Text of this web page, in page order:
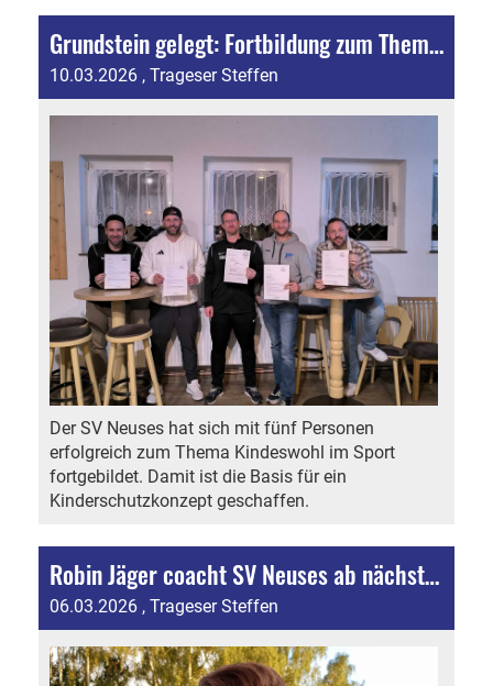
Grundstein gelegt: Fortbildung zum Thema Kindeswohl im Sport mit Vorstand und vier Jugendtrainern
10.03.2026 , Trageser Steffen
Der SV Neuses hat sich mit fünf Personen
erfolgreich zum Thema Kindeswohl im Sport
fortgebildet. Damit ist die Basis für ein
Kinderschutzkonzept geschaffen.
Robin Jäger coacht SV Neuses ab nächster Saison!
06.03.2026 , Trageser Steffen